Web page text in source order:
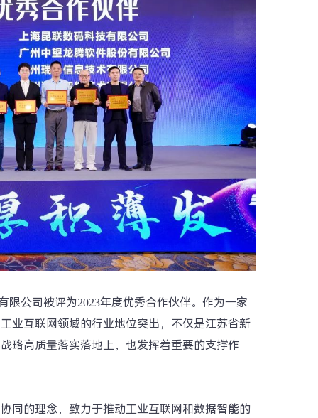
限公司被评为2023年度优秀合作伙伴。作为一家
业互联网领域的行业地位突出，不仅是江苏省新
略高质量落实落地上，也发挥着重要的支撑作
同的理念，致力于推动工业互联网和数据智能的